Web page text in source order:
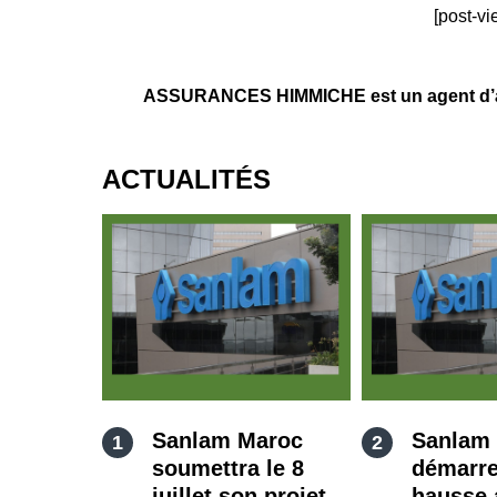
[post-
ASSURANCES HIMMICHE est un agent
ACTUALITÉS
Sanlam Maroc
soumettra le 8
Sanlam